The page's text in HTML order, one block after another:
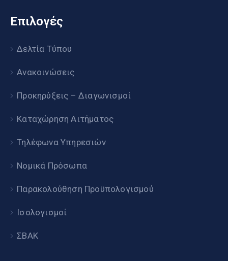
Επιλογές
Δελτία Τύπου
Ανακοινώσεις
Προκηρύξεις – Διαγωνισμοί
Καταχώρηση Αιτήματος
Τηλέφωνα Υπηρεσιών
Νομικά Πρόσωπα
Παρακολούθηση Προϋπολογισμού
Ισολογισμοί
ΣΒΑΚ